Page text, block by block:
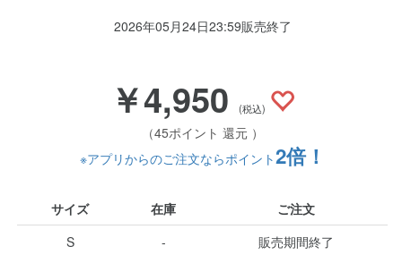
2026年05月24日23:59販売終了
￥4,950 (税込)
（45ポイント 還元 ）
※アプリからのご注文ならポイント2倍！
サイズ 在庫
ご注文
S
-
販売期間終了